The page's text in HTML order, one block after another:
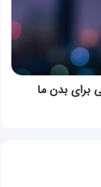
برای بدن ما